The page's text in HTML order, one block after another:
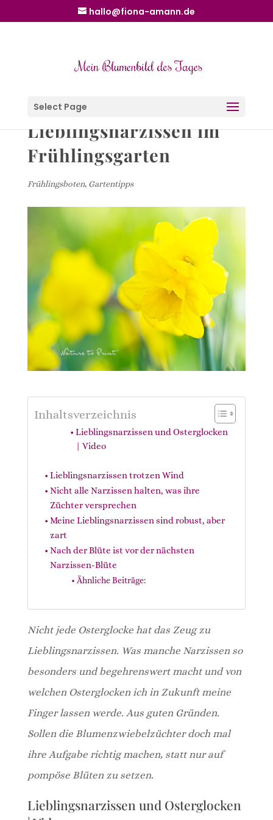
hallo@fiona-amann.de
Select Page
Lieblingsnarzissen im
Frühlingsgarten
Frühlingsboten, Gartentipps
Inhaltsverzeichnis
Lieblingsnarzissen und Osterglocken
| Video
Lieblingsnarzissen trotzen Wind
Nicht alle Narzissen halten, was ihre
Züchter versprechen
Meine Lieblingsnarzissen sind robust, aber
zart
Nach der Blüte ist vor der nächsten
Narzissen-Blüte
Ähnliche Beiträge:
Nicht jede Osterglocke hat das Zeug zu
Lieblingsnarzissen. Was manche Narzissen so
besonders und begehrenswert macht und von
welchen Osterglocken ich in Zukunft meine
Finger lassen werde. Aus guten Gründen.
Sollen die Blumenzwiebelzüchter doch mal
ihre Aufgabe richtig machen, statt nur auf
pompöse Blüten zu setzen.
Lieblingsnarzissen und Osterglocken